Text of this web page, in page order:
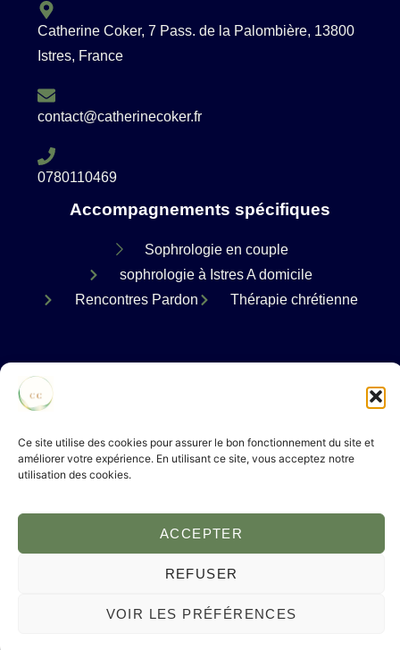
Ce site utilise des cookies pour assurer le bon fonctionnement du site et
améliorer votre expérience. En utilisant ce site, vous acceptez notre
utilisation des cookies.
ACCEPTER
REFUSER
VOIR LES PRÉFÉRENCES
Catherine Coker, 7 Pass. de la Palombière, 13800
Istres, France
contact@catherinecoker.fr
0780110469
Accompagnements spécifiques
Sophrologie en couple
sophrologie à Istres A domicile
Rencontres Pardon
Thérapie chrétienne
COPYRIGHT © 2024 CATHERINE COKER ALL
RIGHT RESERVED.